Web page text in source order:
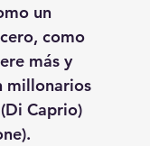
un
como
más y
millonarios
Caprio)